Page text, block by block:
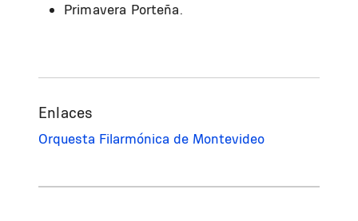
Primavera Porteña.
Enlaces
Orquesta Filarmónica de Montevideo